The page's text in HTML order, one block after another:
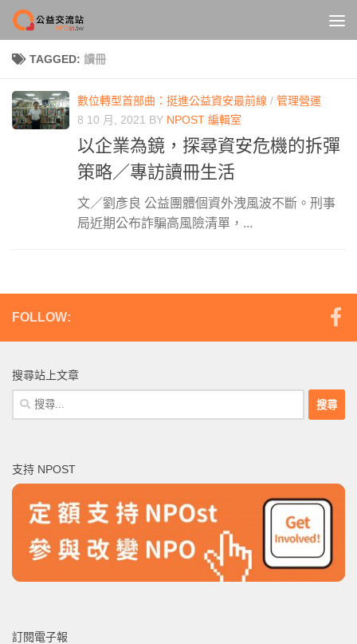
Skip to content
TAGGED: 讀冊
數位轉型首部曲：挺進公益資安最前線 / 管理營運
8 10 月, 2021 BY NPOST 編輯室
以企業為鏡，探尋資安危機的拆彈
策略／專訪讀冊生活
文／劉彥良 公益團體個資外洩風波不斷。刑事
局近期公布詐騙高風險清單，...
FOLLOW:
搜尋站上文章
搜
尋
字:
支持 NPOST
訂閱電子報